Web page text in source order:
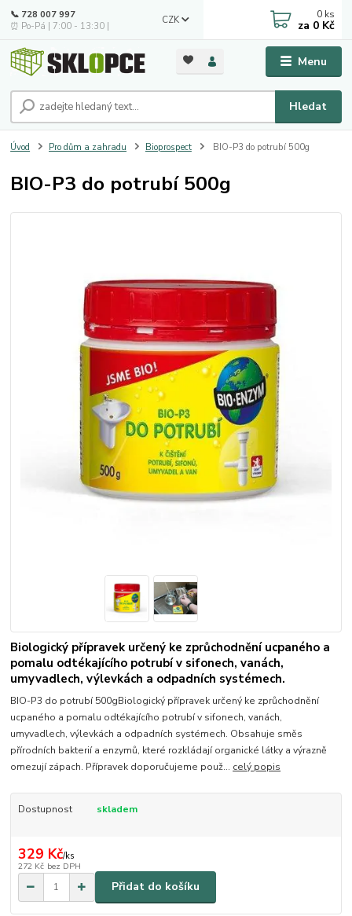
Menu
CZK
Hledat
📞 728 007 997
⏰ Po-Pá | 7:00 - 13:30 |
0 ks
za 0 Kč
Úvod Pro dům a zahradu Bioprospect BIO-P3 do potrubí 500g
BIO-P3 do potrubí 500g
Biologický přípravek určený ke zprůchodnění ucpaného a
pomalu odtékajícího potrubí v sifonech, vanách,
umyvadlech, výlevkách a odpadních systémech.
BIO-P3 do potrubí 500gBiologický přípravek určený ke zprůchodnění
ucpaného a pomalu odtékajícího potrubí v sifonech, vanách,
umyvadlech, výlevkách a odpadních systémech. Obsahuje směs
přírodních bakterií a enzymů, které rozkládají organické látky a výrazně
omezují zápach. Přípravek doporučujeme použ... celý popis
Dostupnost skladem
329 Kč/ks
272 Kč bez DPH
Přidat do košíku